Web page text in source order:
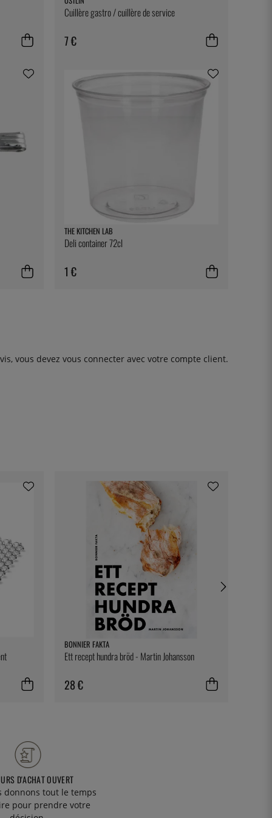
Cuillère gastro / cuillère de service
7 €
THE KITCHEN LAB
Deli container 72cl
1 €
vous devez vous connecter avec votre compte client.
BONNIER FAKTA
Ett recept hundra bröd - Martin Johansson
28 €
D'ACHAT OUVERT
donnons tout le temps
pour prendre votre